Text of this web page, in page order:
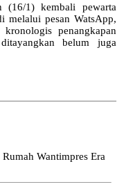
(16/1) kembali pewarta
melalui pesan WatsApp,
penangkapan
belum juga
Wantimpres Era